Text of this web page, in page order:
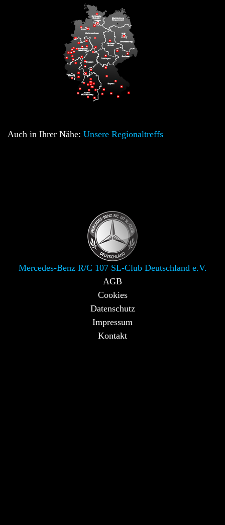
Auch in Ihrer Nähe: Unsere Regionaltreffs
Mercedes-Benz R/C 107 SL-Club Deutschland e.V.
AGB
Cookies
Datenschutz
Impressum
Kontakt